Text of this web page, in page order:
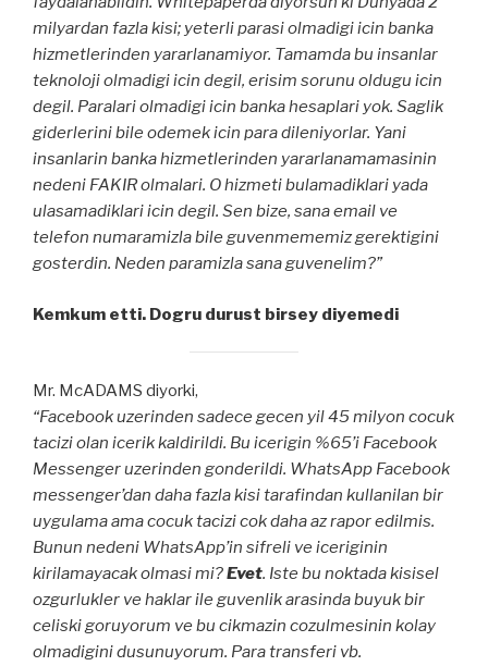
milyardan fazla kisi; yeterli parasi olmadigi icin banka
hizmetlerinden yararlanamiyor. Tamamda bu insanlar
teknoloji olmadigi icin degil, erisim sorunu oldugu icin
degil. Paralari olmadigi icin banka hesaplari yok. Saglik
giderlerini bile odemek icin para dileniyorlar. Yani
insanlarin banka hizmetlerinden yararlanamamasinin
nedeni FAKIR olmalari. O hizmeti bulamadiklari yada
ulasamadiklari icin degil. Sen bize, sana email ve
telefon numaramizla bile guvenmememiz gerektigini
gosterdin. Neden paramizla sana guvenelim?”
Kemkum etti. Dogru durust birsey diyemedi
Mr. McADAMS diyorki,
“Facebook uzerinden sadece gecen yil 45 milyon cocuk
tacizi olan icerik kaldirildi. Bu icerigin %65’i Facebook
Messenger uzerinden gonderildi. WhatsApp Facebook
messenger’dan daha fazla kisi tarafindan kullanilan bir
uygulama ama cocuk tacizi cok daha az rapor edilmis.
Bunun nedeni WhatsApp’in sifreli ve iceriginin
kirilamayacak olmasi mi?Evet. Iste bu noktada kisisel
ozgurlukler ve haklar ile guvenlik arasinda buyuk bir
celiski goruyorum ve bu cikmazin cozulmesinin kolay
olmadigini dusunuyorum. Para transferi vb.